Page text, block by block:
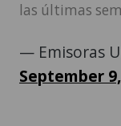
las últimas
— Emisoras
September